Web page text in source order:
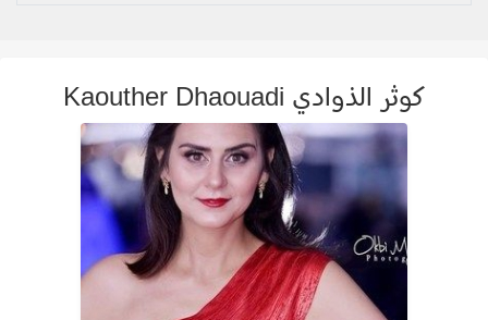
كوثر الذوادي Kaouther Dhaouadi